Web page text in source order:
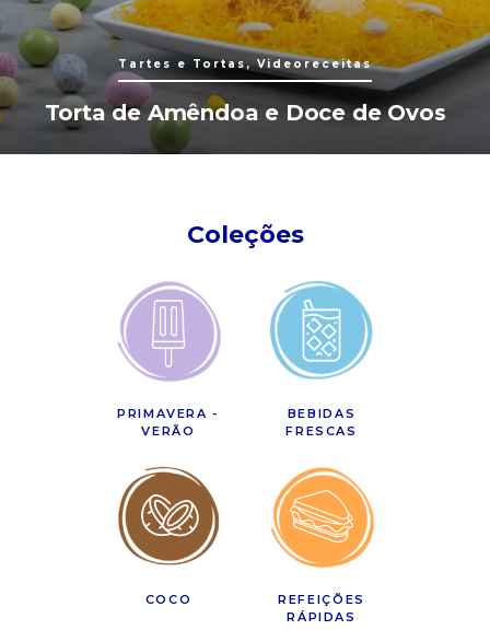
Tartes e Tortas, Videoreceitas
Torta de Amêndoa e Doce de Ovos
Coleções
PRIMAVERA -
VERÃO
BEBIDAS
FRESCAS
COCO
REFEIÇÕES
RÁPIDAS